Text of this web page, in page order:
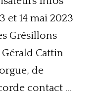
et 14 mai 2023
Grésillons
Cattin
de
contact ...